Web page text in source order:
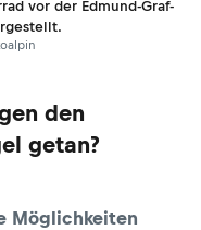
vor der Edmund-Graf-
den
getan?
Möglichkeiten